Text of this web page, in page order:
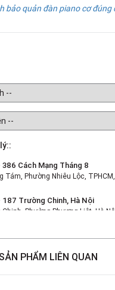
bảo quản đàn piano cơ đúng
Cách Mạng Tháng 8
Tám, Phường Nhiêu Lộc,
Trường Chinh, Hà Nội
Phường Phương Liệt, Hà
Hào Nam
Crescent Mall
PHẨM LIÊN QUAN